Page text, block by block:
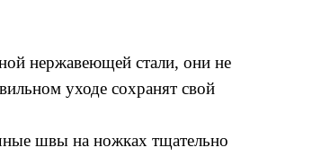
нержавеющей стали, они не
уходе сохранят свой
швы на ножках тщательно